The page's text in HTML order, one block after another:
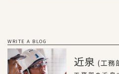
WRITE A BLOG
近泉 (工務